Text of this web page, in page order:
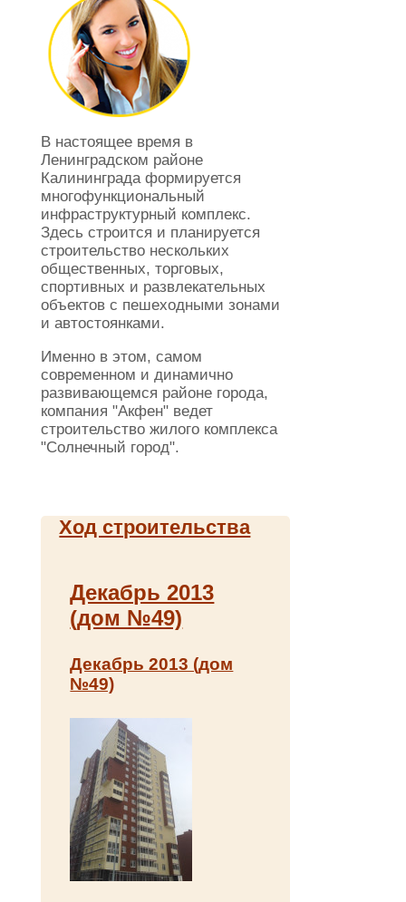
В настоящее время в
Ленинградском районе
Калининграда формируется
многофункциональный
инфраструктурный комплекс.
Здесь строится и планируется
строительство нескольких
общественных, торговых,
спортивных и развлекательных
объектов с пешеходными зонами
и автостоянками.
Именно в этом, самом
современном и динамично
развивающемся районе города,
компания "Акфен" ведет
строительство жилого комплекса
"Солнечный город".
Ход строительства
Декабрь 2013
(дом №49)
Декабрь 2013 (дом
№49)